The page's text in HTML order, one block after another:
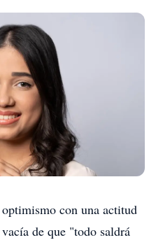
con una actitud
de que "todo saldrá